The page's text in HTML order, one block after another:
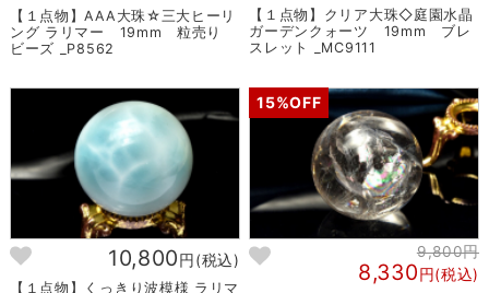
【１点物】AAA大珠☆三大ヒーリ
ング ラリマー 19mm 粒売り
ビーズ _P8562
【１点物】クリア大珠◇庭園水晶
ガーデンクォーツ 19mm ブレ
スレット _MC9111
10,800円(税込)
【１点物】くっきり波模様 ラリマ
15%OFF
9,800円
8,330円(税込)